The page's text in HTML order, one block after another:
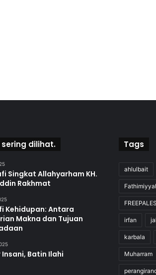
sering dilihat.
Singkat Allahyarham KH.
Rakhmat
Kehidupan: Antara
Makna dan Tujuan
Insani, Batin Ilahi
Tags
ahlulbait
irfan
karbala
Muharram